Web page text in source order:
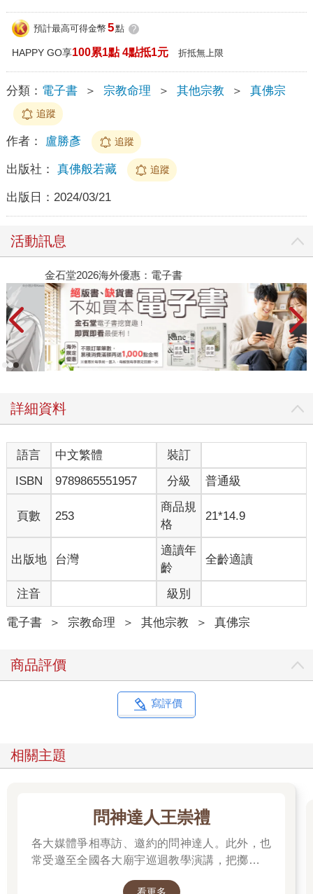
預計最高可得金幣 5點 ?
HAPPY GO享100累1點 4點抵1元 折抵無上限
分類： 電子書 ＞ 宗教命理 ＞ 其他宗教 ＞ 真佛宗
追蹤
作者： 盧勝彥 追蹤
出版社： 真佛般若藏 追蹤
出版日： 2024/03/21
活動訊息
金石堂2026海外優惠：電子書
詳細資料
語言 中文繁體
裝訂
ISBN
9789865551957 分級 普通級
頁數 253
商品規
格
21*14.9
出版地 台灣
適讀年
齡
全齡適讀
注音 級別
電子書 ＞ 宗教命理 ＞ 其他宗教 ＞ 真佛宗
商品評價
寫評價
相關主題
問神達人王崇禮
各大媒體爭相專訪、邀約的問神達人。此外，也
常受邀至全國各大廟宇巡迴教學演講，把擲筊、